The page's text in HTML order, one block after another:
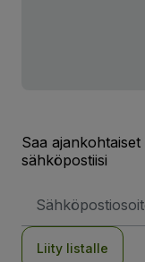
Saa
sähköpostiisi
Liity listalle